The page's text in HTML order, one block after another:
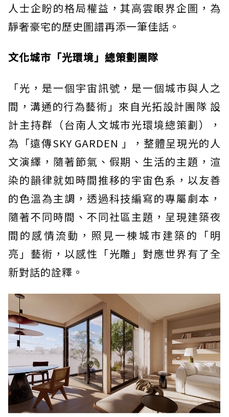
人士企盼的格局權益，其高雲眼界企圖，為
靜奢豪宅的歷史圖譜再添一筆佳話。
文化城市「光環境」總策劃團隊
「光，是一個宇宙訊號，是一個城市與人之
間，溝通的行為藝術」來自光拓設計團隊 設
計主持群（台南人文城市光環境總策劃），
為「遠傳SKY GARDEN 」，整體呈現光的人
文演繹，隨著節氣、假期、生活的主題，渲
染的韻律就如時間推移的宇宙色系，以友善
的色溫為主調，透過科技編寫的專屬劇本，
隨著不同時間、不同社區主題，呈現建築夜
間的感情流動，照見一棟城市建築的「明
亮」藝術，以感性「光雕」對應世界有了全
新對話的詮釋。